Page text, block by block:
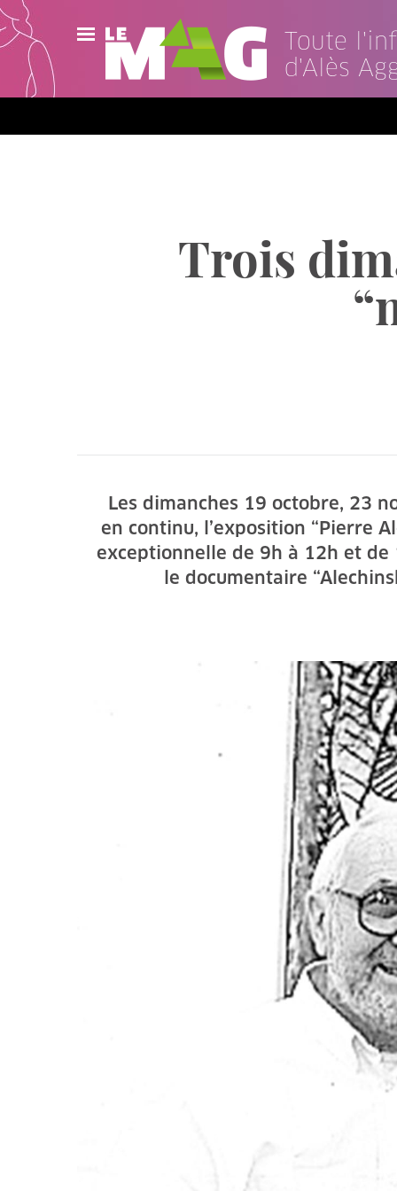
Toute
d'Alès
Actualités
Agenda
Trois
Les dimanches 19 octobre, 23
en continu, l’exposition “Pierre
exceptionnelle de 9h à 12h et
le documentaire